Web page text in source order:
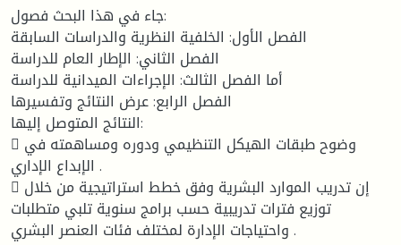
جاء في هذا البحث فصول:
الفصل الأول: الخلفية النظرية والدراسات السابقة
الفصل الثاني: الإطار العام للدراسة
أما الفصل الثالث: الإجراءات الميدانية للدراسة
الفصل الرابع: عرض النتائج وتفسيرها
النتائج المتوصل إليها:
 وضوح طبقات الهيكل التنظيمي ودوره ومساهمته في
الإبداع الإداري .
 إن تدريب الموارد البشرية وفق خطط استراتيجية من خلال
توزيع فترات تدريبية حسب برامج سنوية تلبي متطلبات
واحتياجات الإدارة لمختلف فئات العنصر البشري .